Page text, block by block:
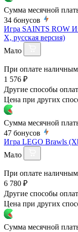
Сумма месячной
34 бонусов
Игра SAINTS ROW
X, русская версия)
Мало
При оплате
1 576 ₽
Другие способы
Цена при других
Сумма месячной
47 бонусов
Игра LEGO Brawls
Мало
При оплате
6 780 ₽
Другие способы
Цена при других
Сумма месячной